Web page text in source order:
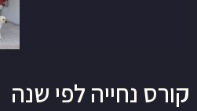
קורס נחייה לפי שנה